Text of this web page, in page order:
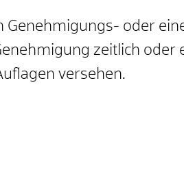
Genehmigungs- oder
zeitlich oder
versehen.